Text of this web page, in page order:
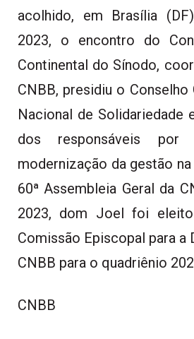
acolhido, em Brasília
2023, o encontro do
Continental do Sínodo,
CNBB, presidiu o
Nacional de Solidariedade
dos responsáveis por
modernização da gestão
60ª Assembleia Geral da
2023, dom Joel foi
Comissão Episcopal para a
CNBB para o quadriênio
CNBB